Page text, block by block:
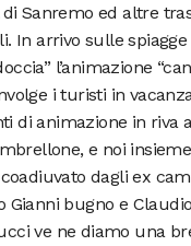
di Sanremo ed altre
In arrivo sulle
l’animazione
i turisti in
di animazione in riva
e noi
dagli ex
Gianni bugno e
ve ne diamo una